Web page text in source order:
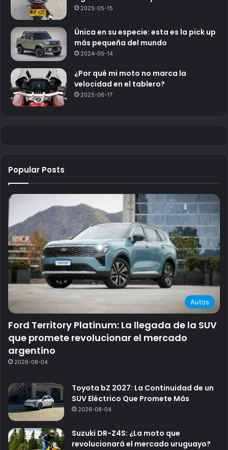
2025-05-15
Única en su especie: esta es la pick up
más pequeña del mundo
2024-05-14
¿Por qué mi moto no marca la
velocidad en el tablero?
2025-06-17
Popular Posts
Autos
Ford Territory Platinum: La llegada de la SUV
que promete revolucionar el mercado
argentino
2026-08-04
Toyota bZ 2027: La Continuidad de un
SUV Eléctrico Que Promete Más
2026-08-04
Suzuki DR-Z4S: ¿La moto que
revolucionará el mercado uruguayo?